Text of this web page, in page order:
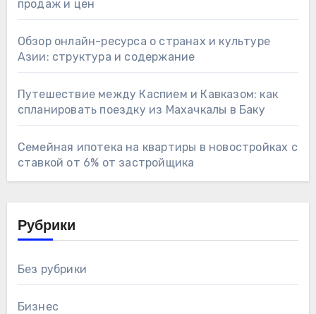
продаж и цен
Обзор онлайн-ресурса о странах и культуре
Азии: структура и содержание
Путешествие между Каспием и Кавказом: как
спланировать поездку из Махачкалы в Баку
Семейная ипотека на квартиры в новостройках с
ставкой от 6% от застройщика
Рубрики
Без рубрики
Бизнес